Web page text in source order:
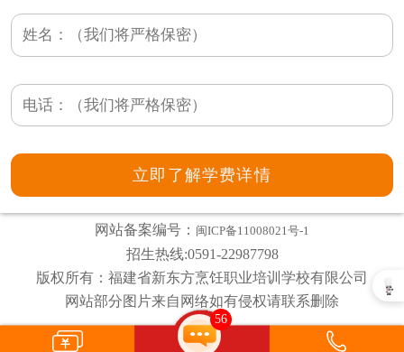
网站备案编号： 闽ICP备11008021号-1
招生热线:0591-22987798
版权所有：福建省新东方烹饪职业培训学校有限公司
网站部分图片来自网络如有侵权请联系删除
56